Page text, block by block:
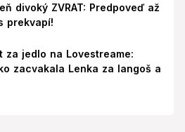
divoký ZVRAT: Predpoveď až
prekvapí!
za jedlo na Lovestreame:
zacvakala Lenka za langoš a